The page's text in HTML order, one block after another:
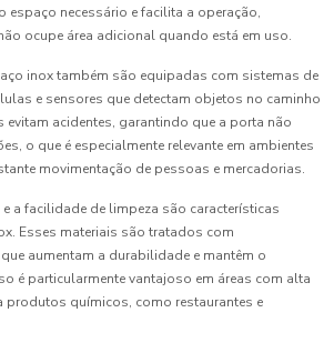
espaço necessário e facilita a operação,
ocupe área adicional quando está em uso.
inox também são equipadas com sistemas de
e sensores que detectam objetos no caminho
evitam acidentes, garantindo que a porta não
o que é especialmente relevante em ambientes
movimentação de pessoas e mercadorias.
a facilidade de limpeza são características
Esses materiais são tratados com
aumentam a durabilidade e mantêm o
é particularmente vantajoso em áreas com alta
produtos químicos, como restaurantes e